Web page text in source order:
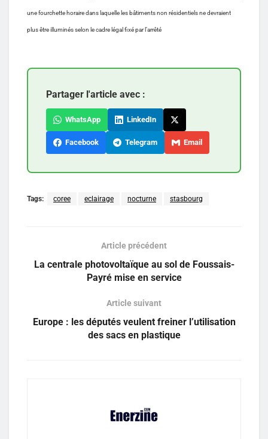
une fourchette horaire dans laquelle les bâtiments non résidentiels ne devraient
plus être illuminés selon le cadre légal fixé par l’arrêté
Partager l'article avec :
WhatsApp LinkedIn
Facebook Telegram Email
Tags: coree eclairage nocturne stasbourg
Article précédent
La centrale photovoltaïque au sol de Foussais-
Payré mise en service
Article suivant
Europe : les députés veulent freiner l’utilisation
des sacs en plastique